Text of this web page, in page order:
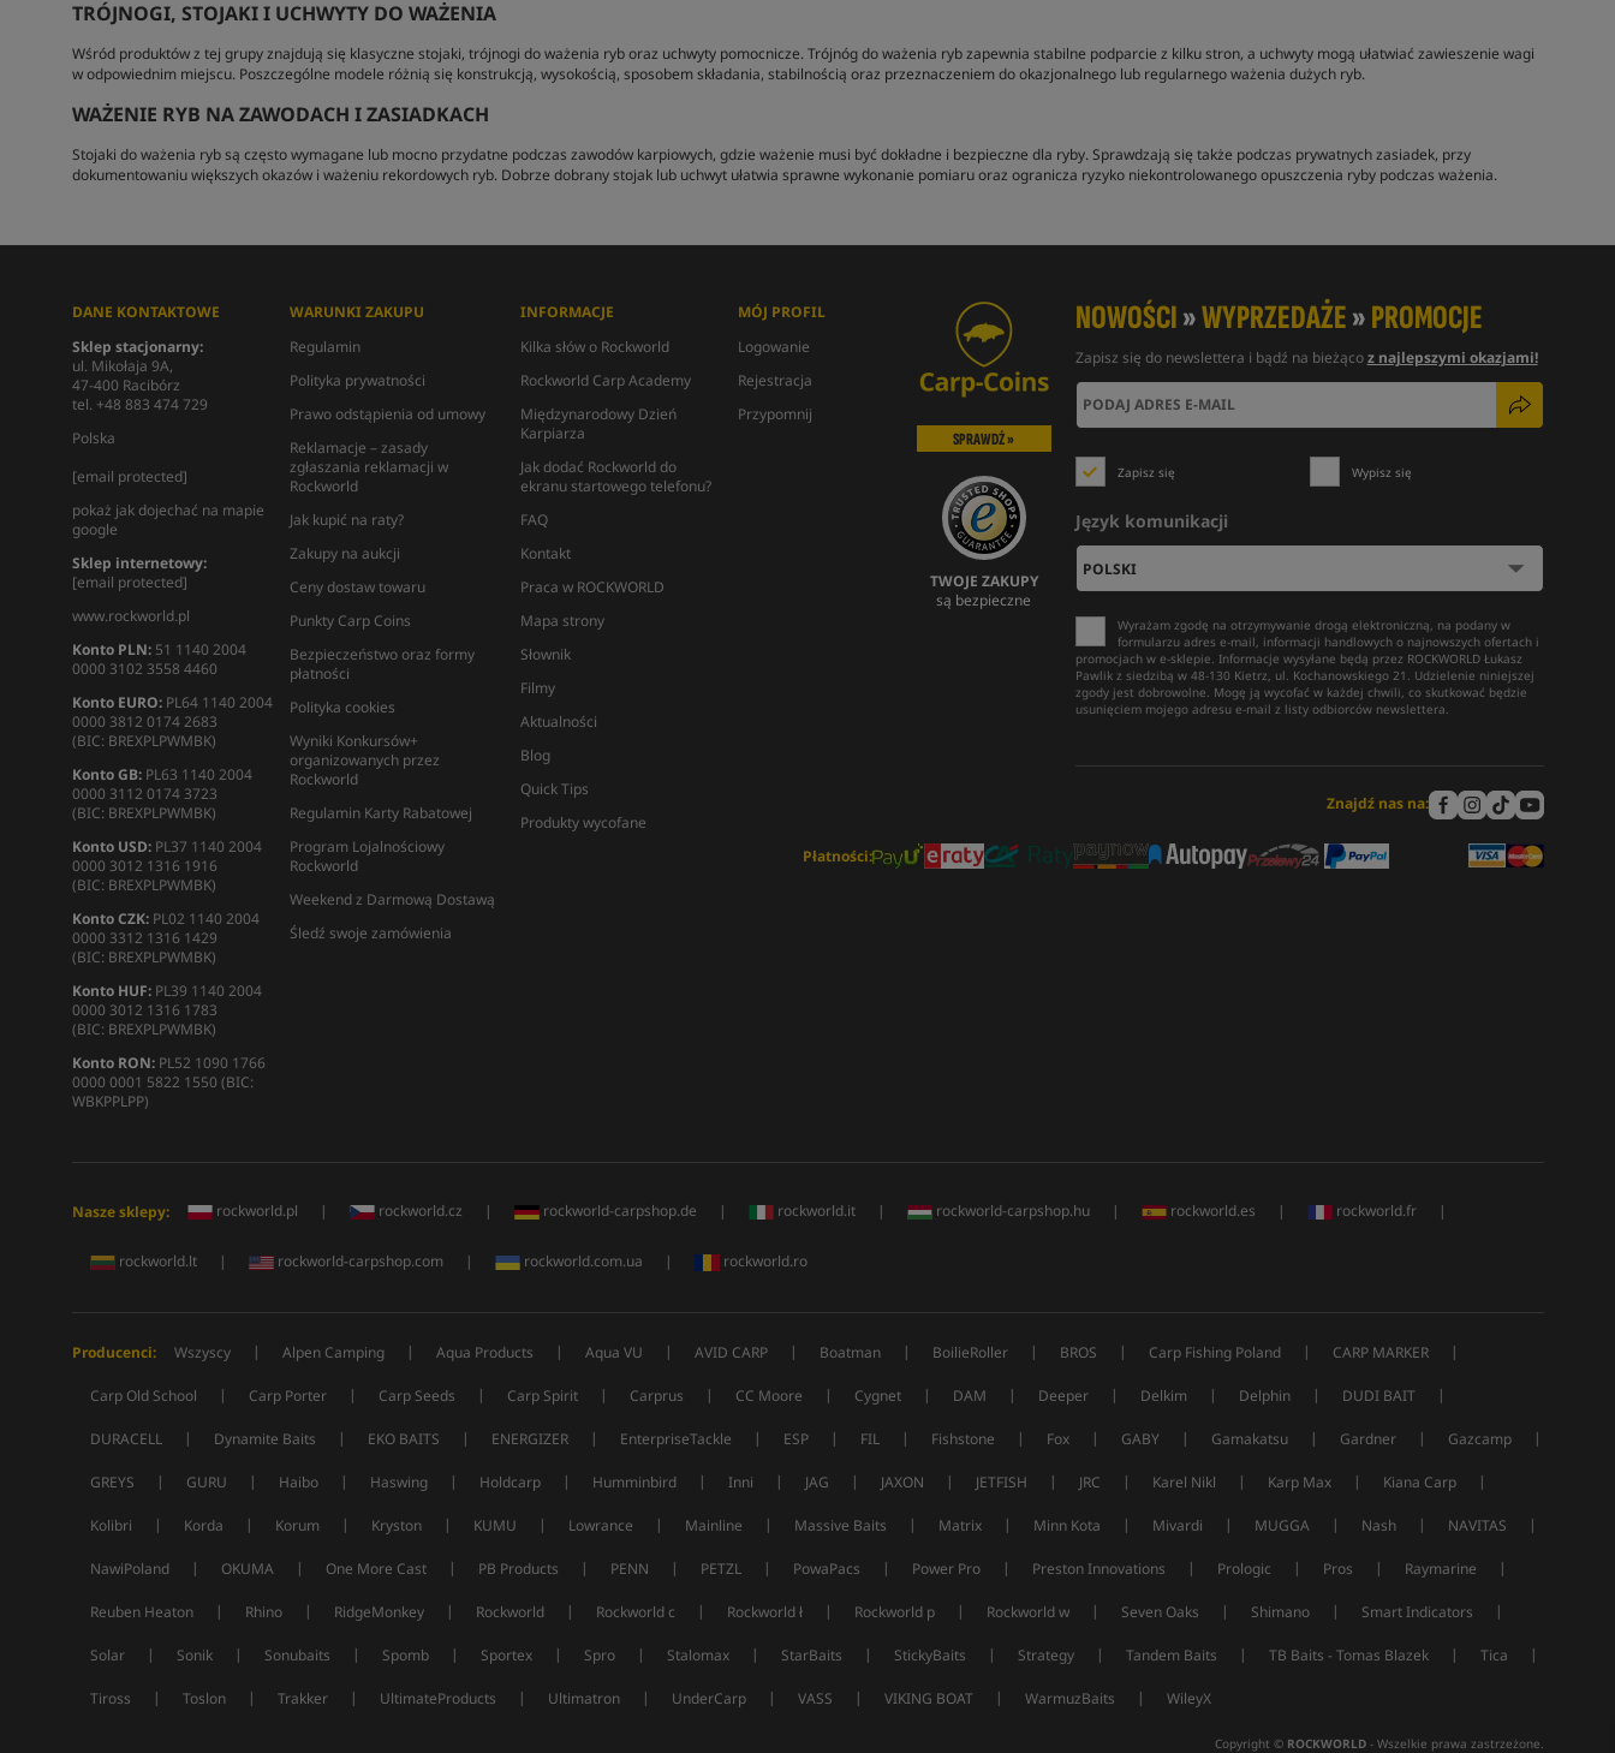
TRÓJNOGI, STOJAKI I UCHWYTY DO WAŻENIA
Wśród produktów z tej grupy znajdują się klasyczne stojaki, trójnogi do ważenia ryb oraz uchwyty pomocnicze. Trójnóg do ważenia ryb zapewnia stabilne podparcie z kilku stron, a uchwyty mogą ułatwiać zawieszenie wagi
w odpowiednim miejscu. Poszczególne modele różnią się konstrukcją, wysokością, sposobem składania, stabilnością oraz przeznaczeniem do okazjonalnego lub regularnego ważenia dużych ryb.
WAŻENIE RYB NA ZAWODACH I ZASIADKACH
Stojaki do ważenia ryb są często wymagane lub mocno przydatne podczas zawodów karpiowych, gdzie ważenie musi być dokładne i bezpieczne dla ryby. Sprawdzają się także podczas prywatnych zasiadek, przy
dokumentowaniu większych okazów i ważeniu rekordowych ryb. Dobrze dobrany stojak lub uchwyt ułatwia sprawne wykonanie pomiaru oraz ogranicza ryzyko niekontrolowanego opuszczenia ryby podczas ważenia.
NOWOŚCI»WYPRZEDAŻE»PROMOCJE
Zapisz się do newslettera i bądź na bieżącoz najlepszymi okazjami!
Zapisz się Wypisz się
Język komunikacji
Wyrażam zgodę na otrzymywanie drogą elektroniczną, na podany w
formularzu adres e-mail, informacji handlowych o najnowszych ofertach i
promocjach w e-sklepie. Informacje wysyłane będą przez ROCKWORLD Łukasz
Pawlik z siedzibą w 48-130 Kietrz, ul. Kochanowskiego 21. Udzielenie niniejszej
zgody jest dobrowolne. Mogę ją wycofać w każdej chwili, co skutkować będzie
usunięciem mojego adresu e-mail z listy odbiorców newslettera.
Znajdź nas na:
Płatności:
DANE KONTAKTOWE
Sklep stacjonarny:
ul. Mikołaja 9A,
47-400 Racibórz
tel. +48 883 474 729
Polska
[email protected]
pokaż jak dojechać na mapie
google
Sklep internetowy:
[email protected]
www.rockworld.pl
Konto PLN:51 1140 2004
0000 3102 3558 4460
Konto EURO:PL64 1140 2004
0000 3812 0174 2683
(BIC: BREXPLPWMBK)
Konto GB:PL63 1140 2004
0000 3112 0174 3723
(BIC: BREXPLPWMBK)
Konto USD:PL37 1140 2004
0000 3012 1316 1916
(BIC: BREXPLPWMBK)
Konto CZK:PL02 1140 2004
0000 3312 1316 1429
(BIC: BREXPLPWMBK)
Konto HUF:PL39 1140 2004
0000 3012 1316 1783
(BIC: BREXPLPWMBK)
Konto RON:PL52 1090 1766
0000 0001 5822 1550 (BIC:
WBKPPLPP)
WARUNKI ZAKUPU
Regulamin
Polityka prywatności
Prawo odstąpienia od umowy
Reklamacje – zasady
zgłaszania reklamacji w
Rockworld
Jak kupić na raty?
Zakupy na aukcji
Ceny dostaw towaru
Punkty Carp Coins
Bezpieczeństwo oraz formy
płatności
Polityka cookies
Wyniki Konkursów+
organizowanych przez
Rockworld
Regulamin Karty Rabatowej
Program Lojalnościowy
Rockworld
Weekend z Darmową Dostawą
Śledź swoje zamówienia
INFORMACJE
Kilka słów o Rockworld
Rockworld Carp Academy
Międzynarodowy Dzień
Karpiarza
Jak dodać Rockworld do
ekranu startowego telefonu?
FAQ
Kontakt
Praca w ROCKWORLD
Mapa strony
Słownik
Filmy
Aktualności
Blog
Quick Tips
Produkty wycofane
MÓJ PROFIL
Logowanie
Rejestracja
Przypomnij
SPRAWDŹ »
TWOJE ZAKUPY
są bezpieczne
Nasze sklepy: rockworld.pl | rockworld.cz | rockworld-carpshop.de | rockworld.it | rockworld-carpshop.hu | rockworld.es | rockworld.fr |
rockworld.lt | rockworld-carpshop.com | rockworld.com.ua | rockworld.ro
Producenci: Wszyscy | Alpen Camping | Aqua Products | Aqua VU | AVID CARP | Boatman | BoilieRoller | BROS | Carp Fishing Poland | CARP MARKER |
Carp Old School | Carp Porter | Carp Seeds | Carp Spirit | Carprus | CC Moore | Cygnet | DAM | Deeper | Delkim | Delphin | DUDI BAIT |
DURACELL | Dynamite Baits | EKO BAITS | ENERGIZER | EnterpriseTackle | ESP | FIL | Fishstone | Fox | GABY | Gamakatsu | Gardner | Gazcamp |
GREYS | GURU | Haibo | Haswing | Holdcarp | Humminbird | Inni | JAG | JAXON | JETFISH | JRC | Karel Nikl | Karp Max | Kiana Carp |
Kolibri | Korda | Korum | Kryston | KUMU | Lowrance | Mainline | Massive Baits | Matrix | Minn Kota | Mivardi | MUGGA | Nash | NAVITAS |
NawiPoland | OKUMA | One More Cast | PB Products | PENN | PETZL | PowaPacs | Power Pro | Preston Innovations | Prologic | Pros | Raymarine |
Reuben Heaton | Rhino | RidgeMonkey | Rockworld | Rockworld c | Rockworld ł | Rockworld p | Rockworld w | Seven Oaks | Shimano | Smart Indicators |
Solar | Sonik | Sonubaits | Spomb | Sportex | Spro | Stalomax | StarBaits | StickyBaits | Strategy | Tandem Baits | TB Baits - Tomas Blazek | Tica |
Tiross | Toslon | Trakker | UltimateProducts | Ultimatron | UnderCarp | VASS | VIKING BOAT | WarmuzBaits | WileyX
Copyright © ROCKWORLD- Wszelkie prawa zastrzeżone.